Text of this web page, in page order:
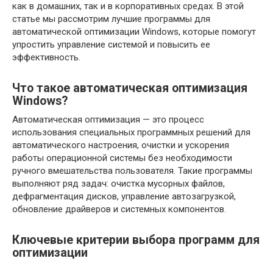
как в домашних, так и в корпоративных средах. В этой
статье мы рассмотрим лучшие программы для
автоматической оптимизации Windows, которые помогут
упростить управление системой и повысить ее
эффективность.
Что такое автоматическая оптимизация
Windows?
Автоматическая оптимизация — это процесс
использования специальных программных решений для
автоматического настроения, очистки и ускорения
работы операционной системы без необходимости
ручного вмешательства пользователя. Такие программы
выполняют ряд задач: очистка мусорных файлов,
дефрагментация дисков, управление автозагрузкой,
обновление драйверов и системных компонентов.
Ключевые критерии выбора программ для
оптимизации